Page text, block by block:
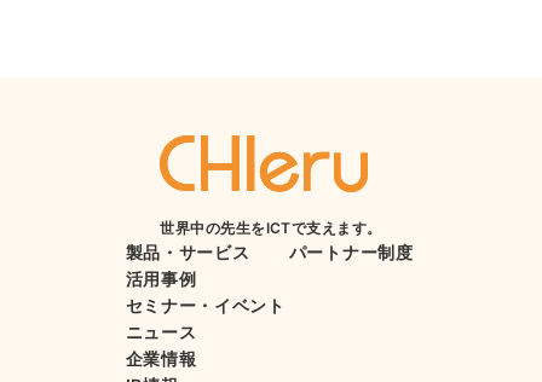
世界中の先生をICTで支えます。
製品・サービス
活用事例
セミナー・イベント
ニュース
企業情報
パートナー制度